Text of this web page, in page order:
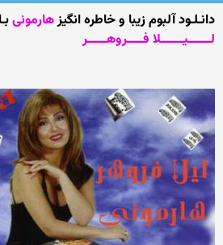
دانـلـود آلبوم زیبا و خاطره انگیزهارمونی
لـــــــیـــــــلا فـــــروهــــــر